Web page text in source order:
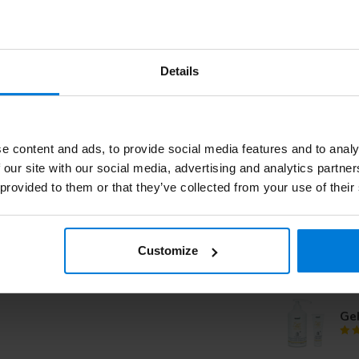
Details
content and ads, to provide social media features and to
site with our social media, advertising and analytics
to them or that they’ve collected from your use of
Customize
mijn spataderen niet zo erg pijn.